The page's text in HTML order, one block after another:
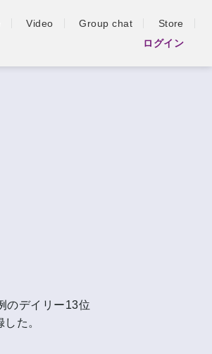
Video Group chat
Store
ログイン
のデイリー13位
た。